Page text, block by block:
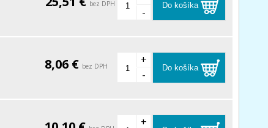
bez DPH
-
Do košíka
8,06 € bez DPH
+
-
Do košíka
+